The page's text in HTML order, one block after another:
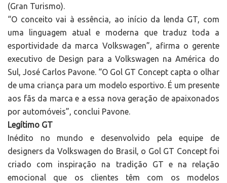
(Gran Turismo).
“O conceito vai à essência, ao início da lenda GT, com
uma linguagem atual e moderna que traduz toda a
esportividade da marca Volkswagen”, afirma o gerente
executivo de Design para a Volkswagen na América do
Sul, José Carlos Pavone. “O Gol GT Concept capta o olhar
de uma criança para um modelo esportivo. É um presente
aos fãs da marca e a essa nova geração de apaixonados
por automóveis”, conclui Pavone.
Legítimo GT
Inédito no mundo e desenvolvido pela equipe de
designers da Volkswagen do Brasil, o Gol GT Concept foi
criado com inspiração na tradição GT e na relação
emocional que os clientes têm com os modelos